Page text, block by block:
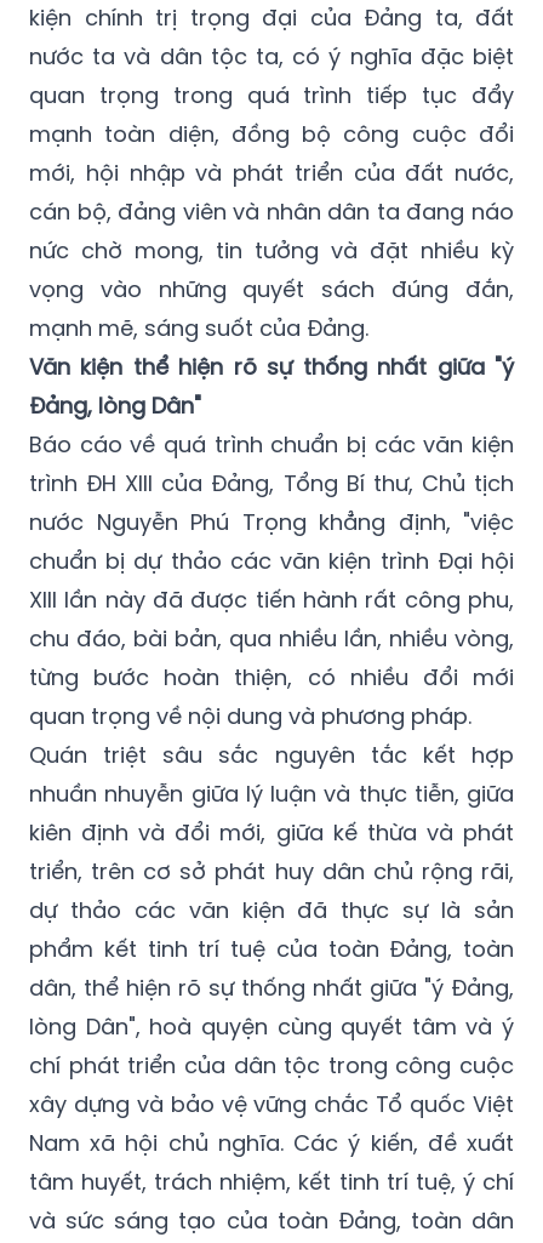
kiện chính trị trọng đại của Đảng ta, đất
nước ta và dân tộc ta, có ý nghĩa đặc biệt
quan trọng trong quá trình tiếp tục đẩy
mạnh toàn diện, đồng bộ công cuộc đổi
mới, hội nhập và phát triển của đất nước,
cán bộ, đảng viên và nhân dân ta đang náo
nức chờ mong, tin tưởng và đặt nhiều kỳ
vọng vào những quyết sách đúng đắn,
mạnh mẽ, sáng suốt của Đảng.
Văn kiện thể hiện rõ sự thống nhất giữa "ý
Đảng, lòng Dân"
Báo cáo về quá trình chuẩn bị các văn kiện
trình ĐH XIII của Đảng, Tổng Bí thư, Chủ tịch
nước Nguyễn Phú Trọng khẳng định, "việc
chuẩn bị dự thảo các văn kiện trình Đại hội
XIII lần này đã được tiến hành rất công phu,
chu đáo, bài bản, qua nhiều lần, nhiều vòng,
từng bước hoàn thiện, có nhiều đổi mới
quan trọng về nội dung và phương pháp.
Quán triệt sâu sắc nguyên tắc kết hợp
nhuần nhuyễn giữa lý luận và thực tiễn, giữa
kiên định và đổi mới, giữa kế thừa và phát
triển, trên cơ sở phát huy dân chủ rộng rãi,
dự thảo các văn kiện đã thực sự là sản
phẩm kết tinh trí tuệ của toàn Đảng, toàn
dân, thể hiện rõ sự thống nhất giữa "ý Đảng,
lòng Dân", hoà quyện cùng quyết tâm và ý
chí phát triển của dân tộc trong công cuộc
xây dựng và bảo vệ vững chắc Tổ quốc Việt
Nam xã hội chủ nghĩa. Các ý kiến, đề xuất
tâm huyết, trách nhiệm, kết tinh trí tuệ, ý chí
và sức sáng tạo của toàn Đảng, toàn dân